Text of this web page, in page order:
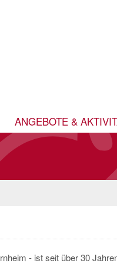
ANGEBOTE &
- ist seit über 30